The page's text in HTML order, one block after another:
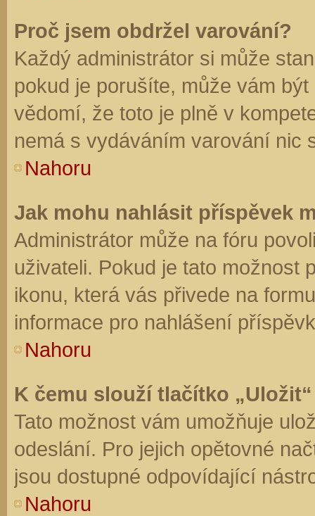
Proč jsem obdržel varování?
Každý administrátor si může
pokud je porušíte, může vám
vědomí, že toto je plně v
nemá s vydáváním varování nic
Nahoru
Jak mohu nahlásit příspěvek
Administrátor může na fóru
uživateli. Pokud je tato možnost
ikonu, která vás přivede na
informace pro nahlášení
Nahoru
K čemu slouží tlačítko
Tato možnost vám umožňuje
odeslání. Pro jejich opětovné
jsou dostupné odpovídající
Nahoru